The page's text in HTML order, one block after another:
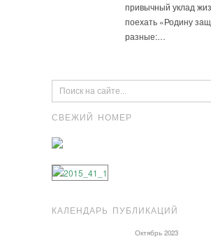
привычный уклад
поехать «Родину
разные:…
СВЕЖИЙ НОМЕР
КАЛЕНДАРЬ ПУБЛИКАЦИЙ
Октябрь 2023